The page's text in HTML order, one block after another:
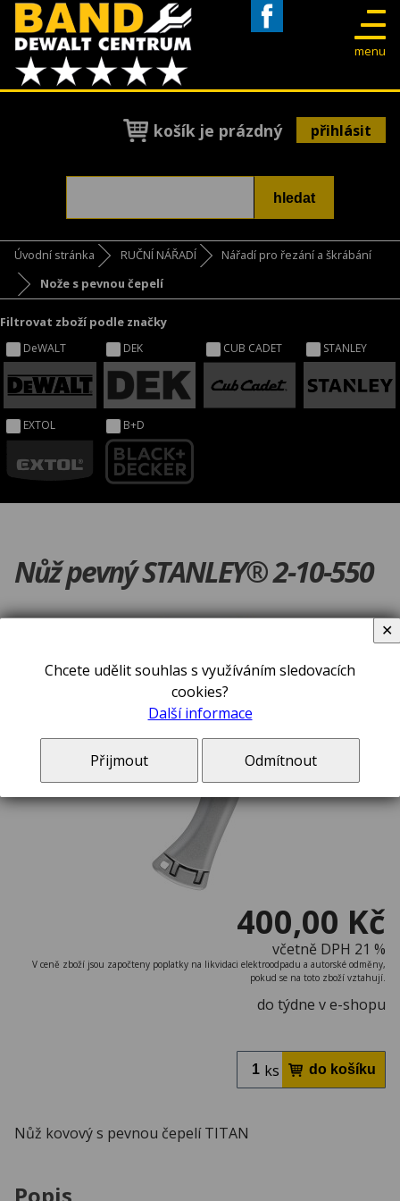
menu
košík je prázdný přihlásit
Úvodní stránka RUČNÍ NÁŘADÍ
Nářadí pro řezání a škrábání
Nože s pevnou čepelí
Filtrovat zboží podle značky
DeWALT DEK CUB CADET STANLEY
EXTOL B+D
Nůž pevný STANLEY® 2-10-550
400,00 Kč
včetně DPH 21 %
V ceně zboží jsou započteny poplatky na likvidaci elektroodpadu a autorské odměny,
pokud se na toto zboží vztahují.
do týdne v e-shopu
ks
Nůž kovový s pevnou čepelí TITAN
Popis
Chcete udělit souhlas s využíváním sledovacích
cookies?
Další informace
Přijmout Odmítnout
✕